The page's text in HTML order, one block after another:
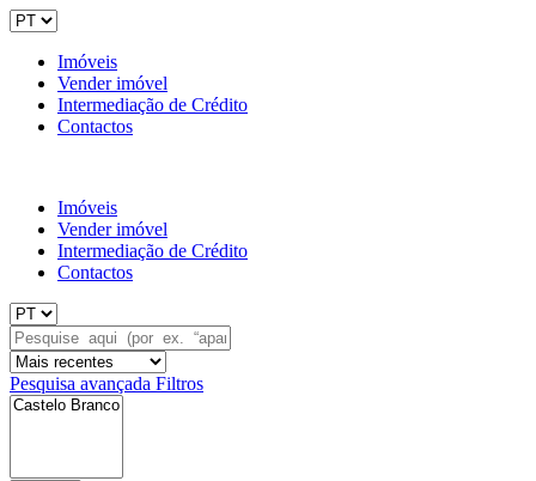
Imóveis
Vender imóvel
Intermediação de Crédito
Contactos
Imóveis
Vender imóvel
Intermediação de Crédito
Contactos
Pesquisa avançada Filtros